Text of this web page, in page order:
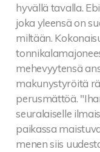
hyvällä tavalla.
joka yleensä on
miltään.
mehevyytensä
makunystyröitä
perusmättöä.
seuralaiselle
paikassa
menen siis